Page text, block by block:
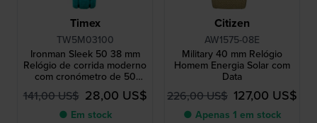
Timex
TW5M03100
Ironman Sleek 50 38 mm
Relógio de corrida moderno
com cronómetro de 50
voltas.
141,00 US$ 28,00 US$
● Em stock
Citizen
AW1575-08E
Military 40 mm Relógio
Homem Energia Solar com
Data
226,00 US$ 127,00 US$
● Apenas 1 em stock